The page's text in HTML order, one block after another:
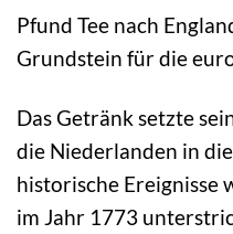
Pfund Tee nach
Grundstein für die
Das Getränk setzte
die Niederlanden in
historische Ereignisse
im Jahr 1773